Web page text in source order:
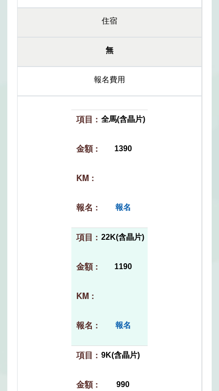
住宿
無
報名費用
全馬(含晶片)
1390
報名
22K(含晶片)
1190
報名
9K(含晶片)
990